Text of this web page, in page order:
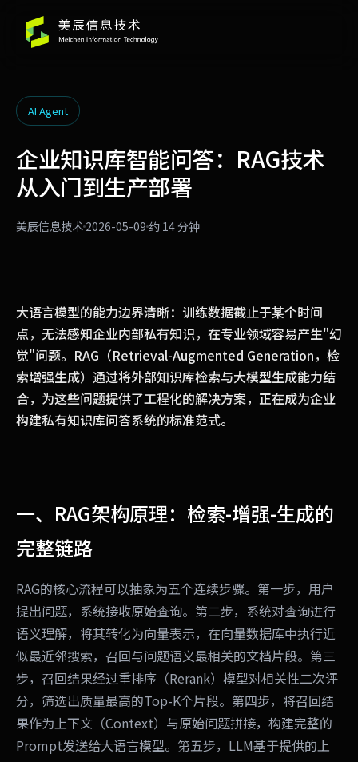
AI Agent
企业知识库智能问答：RAG技术
从入门到生产部署
美辰信息技术 2026-05-09 约 14 分钟
大语言模型的能力边界清晰：训练数据截止于某个时间
点，无法感知企业内部私有知识，在专业领域容易产生"幻
觉"问题。RAG（Retrieval-Augmented Generation，检
索增强生成）通过将外部知识库检索与大模型生成能力结
合，为这些问题提供了工程化的解决方案，正在成为企业
构建私有知识库问答系统的标准范式。
一、RAG架构原理：检索-增强-生成的
完整链路
RAG的核心流程可以抽象为五个连续步骤。第一步，用户
提出问题，系统接收原始查询。第二步，系统对查询进行
语义理解，将其转化为向量表示，在向量数据库中执行近
似最近邻搜索，召回与问题语义最相关的文档片段。第三
步，召回结果经过重排序（Rerank）模型对相关性二次评
分，筛选出质量最高的Top-K个片段。第四步，将召回结
果作为上下文（Context）与原始问题拼接，构建完整的
Prompt发送给大语言模型。第五步，LLM基于提供的上